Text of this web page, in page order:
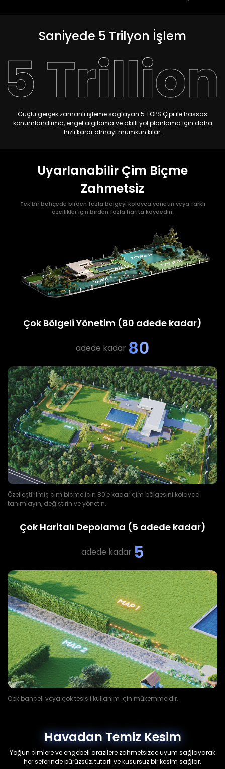
Saniyede 5 Trilyon İşlem
Güçlü gerçek zamanlı işleme sağlayan 5 TOPS Çipi ile hassas
konumlandırma, engel algılama ve akıllı yol planlama için daha
hızlı karar almayı mümkün kılar.
Uyarlanabilir Çim Biçme
Zahmetsiz
Tek bir bahçede birden fazla bölgeyi kolayca yönetin veya farklı
özellikler için birden fazla harita kaydedin.
Çok Bölgeli Yönetim (80 adede kadar)
adede kadar 80
Özelleştirilmiş çim biçme için 80'e kadar çim bölgesini kolayca
tanımlayın, değiştirin ve yönetin.
Çok Haritalı Depolama (5 adede kadar)
adede kadar 5
Çok bahçeli veya çok tesisli kullanım için mükemmeldir.
Havadan Temiz Kesim
Yoğun çimlere ve engebeli arazilere zahmetsizce uyum sağlayarak
her seferinde pürüzsüz, tutarlı ve kusursuz bir kesim sağlar.